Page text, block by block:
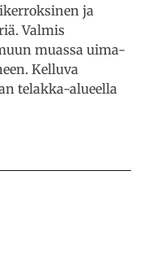
ja
Valmis
muassa uima-
Kelluva
telakka-alueella